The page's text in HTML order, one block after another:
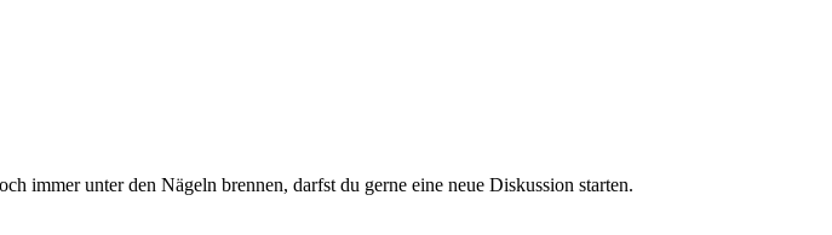
immer unter den Nägeln brennen, darfst du gerne eine neue Diskussion starten.